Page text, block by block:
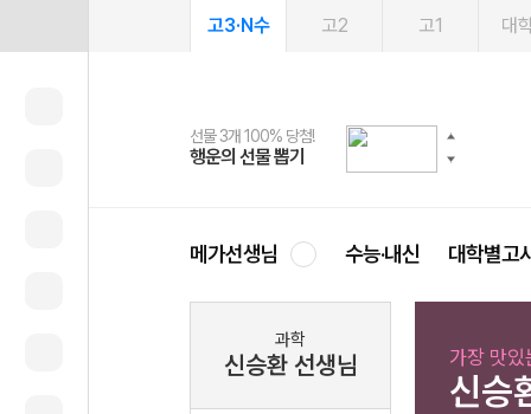
고3·N수 고2 고1 대
선물 3개 100% 당첨!
행운의 선물 뽑기
선물 100% 증정!
메가스터디 X 올리브
여름방학 스터디 캐시백
메가런 썸머스쿨
2027 러셀 단과
강사 공개선발
스마트러닝앱
설문 EVENT
메가패스
3일 무료 체험권
메가패스 수강생 무료혜택!
메가클럽 멤버십
사회공헌 캠페인
희망이룸 메가나눔
메가선생님 수능·내신 대학별고
과학
신승환 선생님 가장 맛
신승